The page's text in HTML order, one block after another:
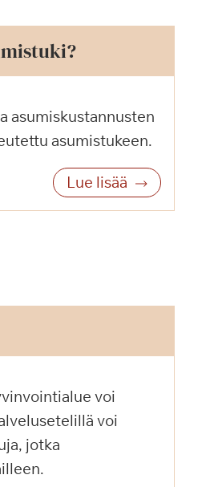
asumiskustannusten
asumistukeen.
Lue lisää
voi
voi
jotka